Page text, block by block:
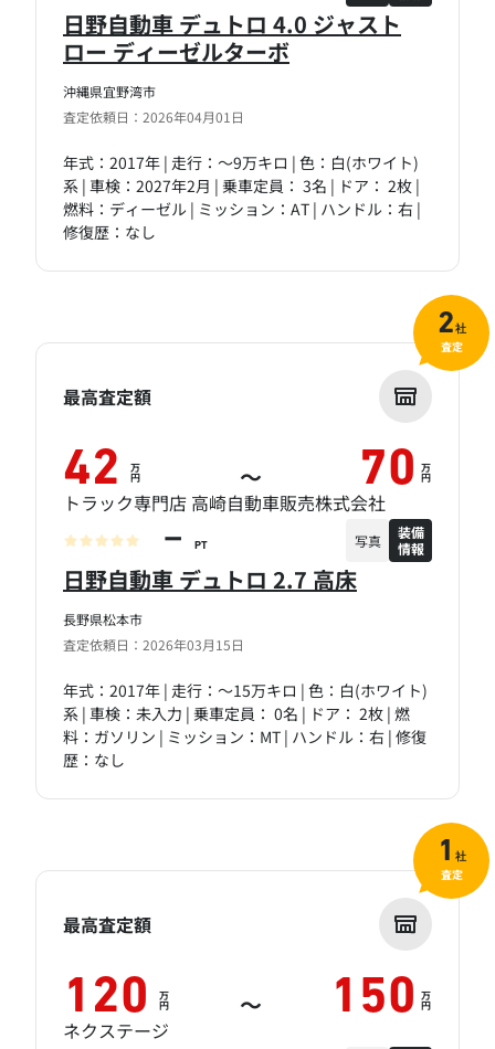
沖縄県宜野湾市
査定依頼日：2026年04月01日
日野自動車 デュトロ 4.0 ジャスト
ロー ディーゼルターボ
年式：2017年 | 走行：～9万キロ | 色：白(ホワイト)
系 | 車検：2027年2月 | 乗車定員： 3名 | ドア： 2枚 |
燃料：ディーゼル | ミッション：AT | ハンドル：右 |
修復歴：なし
長野県松本市
査定依頼日：2026年03月15日
日野自動車 デュトロ 2.7 高床
年式：2017年 | 走行：～15万キロ | 色：白(ホワイト)
系 | 車検：未入力 | 乗車定員： 0名 | ドア： 2枚 | 燃
料：ガソリン | ミッション：MT | ハンドル：右 | 修復
歴：なし
最高査定額
42 万
円 ～ 70 万
円
トラック専門店 高崎自動車販売株式会社
－ PT 写真
装備
情報
2社
査定
最高査定額
120 万
円 ～ 150 万
円
ネクステージ
1 社
査定